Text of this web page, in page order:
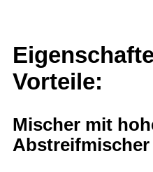
Vorteile:
Mischer mit
Abstreifmischer